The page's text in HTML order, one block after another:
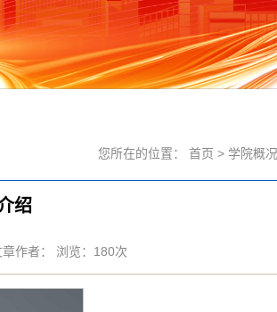
您所在的位置： 首页 > 学院概况
绍
作者： 浏览： 180次